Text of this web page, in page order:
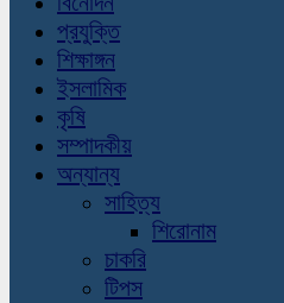
প্রযুক্তি
শিক্ষাঙ্গন
ইসলামিক
কৃষি
সম্পাদকীয়
অন্যান্য
সাহিত্য
শিরোনাম
চাকরি
টিপস